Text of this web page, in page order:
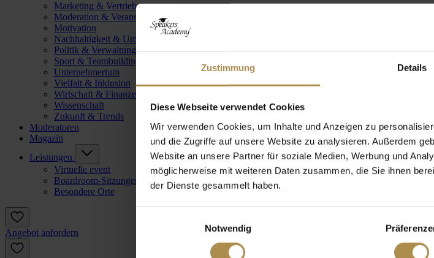
Zustimmung Details
Diese Webseite verwendet Cookies
Wir verwenden Cookies, um Inhalte und Anzeigen zu
und die Zugriffe auf unsere Website zu analysieren. Außerdem
Website an unsere Partner für soziale Medien, Werbung und
möglicherweise mit weiteren Daten zusammen, die Sie ihnen
der Dienste gesammelt haben.
Notwendig
Marketing & Vertrieb
Moderation & Veranstaltungsleitung
Motivation
Nachhaltigkeit & Umwelt
Politik & Verwaltung
Sport & Teambuilding
Unternehmertum
Vielfalt & Inklusion
Wirtschaft & Finanzen
Wissenschaft
Zukunft & Trends
Moderatoren
Magazin
Leistungen
Virtuelle event
Boardroom-Sitzungen
Besondere Orte
Angebot anfordern